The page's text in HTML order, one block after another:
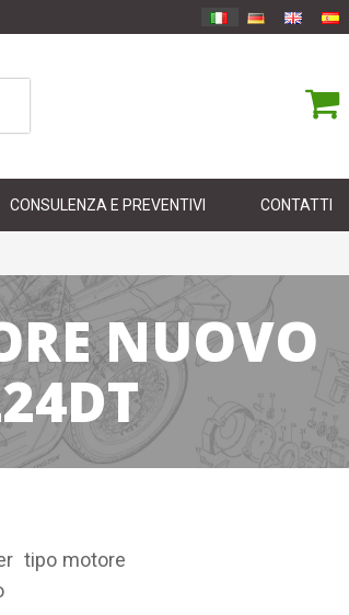
CONSULENZA E PREVENTIVI CONTATTI
NUOVO
tipo motore